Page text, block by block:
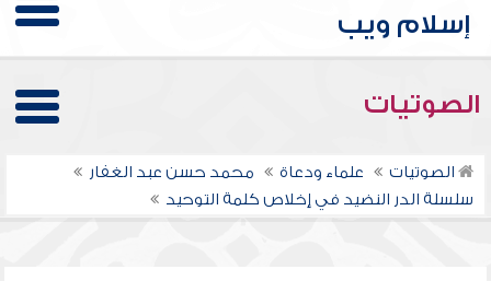
الصوتيات
الصوتيات علماء ودعاة
محمد حسن عبد الغفار
سلسلة الدر النضيد في إخلاص كلمة التوحيد